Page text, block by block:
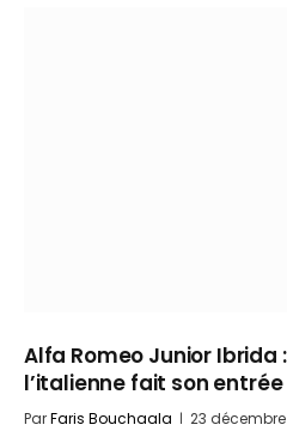
Alfa Romeo Junior Ibrida
l’italienne fait son
ParFaris Bouchaala 23